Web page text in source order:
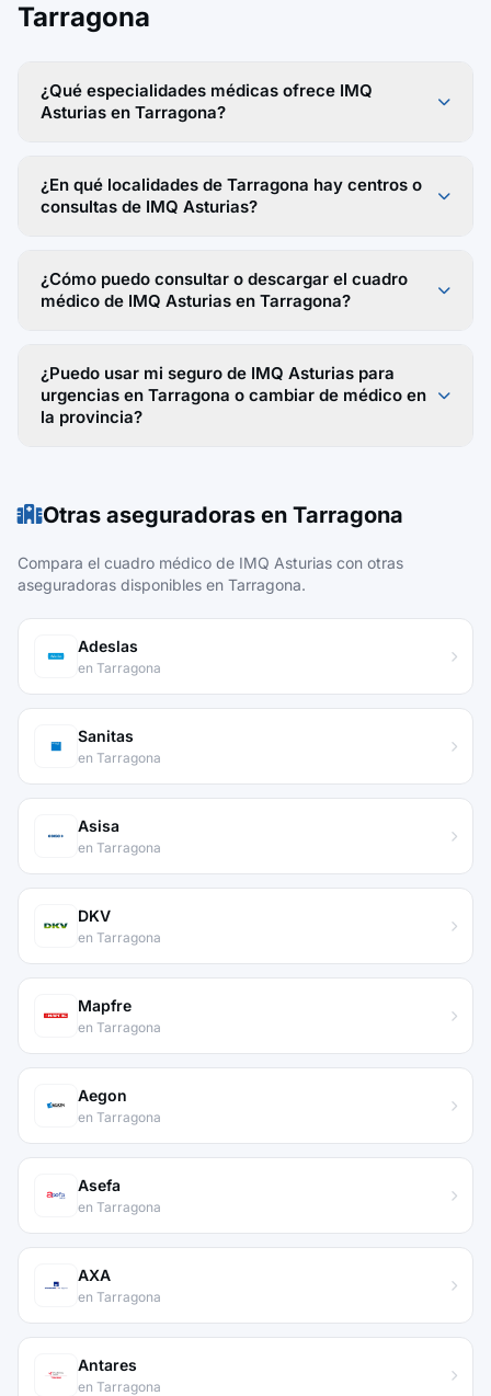
Tarragona
¿Qué especialidades médicas ofrece IMQ
Asturias en Tarragona?
¿En qué localidades de Tarragona hay centros o
consultas de IMQ Asturias?
¿Cómo puedo consultar o descargar el cuadro
médico de IMQ Asturias en Tarragona?
¿Puedo usar mi seguro de IMQ Asturias para
urgencias en Tarragona o cambiar de médico en
la provincia?
Otras aseguradoras en Tarragona
Compara el cuadro médico de IMQ Asturias con otras
aseguradoras disponibles en Tarragona.
Adeslas
en Tarragona
Sanitas
en Tarragona
Asisa
en Tarragona
DKV
en Tarragona
Mapfre
en Tarragona
Aegon
en Tarragona
Asefa
en Tarragona
AXA
en Tarragona
Antares
en Tarragona